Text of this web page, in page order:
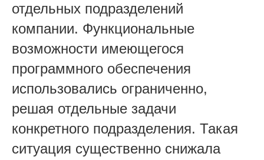
отдельных подразделений
компании. Функциональные
возможности имеющегося
программного обеспечения
использовались ограниченно,
решая отдельные задачи
конкретного подразделения. Такая
ситуация существенно снижала